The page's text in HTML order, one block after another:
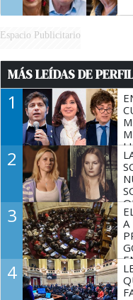
Espacio Publicitario
MÁS LEÍDAS DE PERFIL
1
2
3
A
4